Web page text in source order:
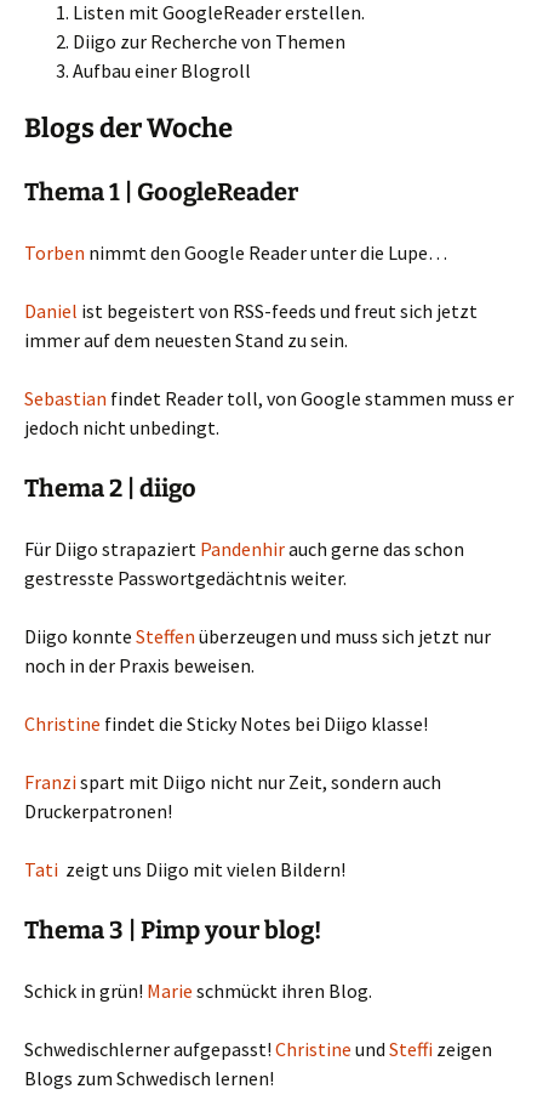
Listen mit GoogleReader erstellen.
Diigo zur Recherche von Themen
Aufbau einer Blogroll
Blogs der Woche
Thema 1 | GoogleReader
Torben nimmt den Google Reader unter die Lupe…
Daniel ist begeistert von RSS-feeds und freut sich jetzt
immer auf dem neuesten Stand zu sein.
Sebastian findet Reader toll, von Google stammen muss er
jedoch nicht unbedingt.
Thema 2 | diigo
Für Diigo strapaziert Pandenhirauch gerne das schon
gestresste Passwortgedächtnis weiter.
Diigo konnte Steffen überzeugen und muss sich jetzt nur
noch in der Praxis beweisen.
Christine findet die Sticky Notes bei Diigo klasse!
Franzispart mit Diigo nicht nur Zeit, sondern auch
Druckerpatronen!
Tati zeigt uns Diigo mit vielen Bildern!
Thema 3 | Pimp your blog!
Schick in grün! Marie schmückt ihren Blog.
Schwedischlerner aufgepasst! Christine und Steffi zeigen
Blogs zum Schwedisch lernen!